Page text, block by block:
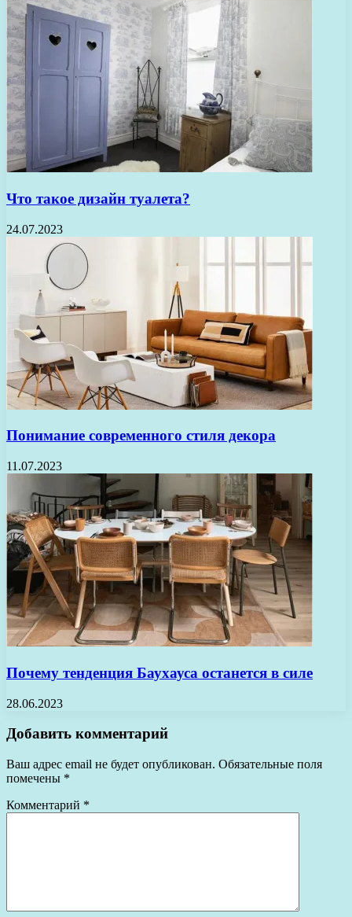
Что такое дизайн туалета?
24.07.2023
Понимание современного стиля декора
11.07.2023
Почему тенденция Баухауса останется в силе
28.06.2023
Добавить комментарий
Ваш адрес email не будет опубликован. Обязательные поля
помечены *
Комментарий *